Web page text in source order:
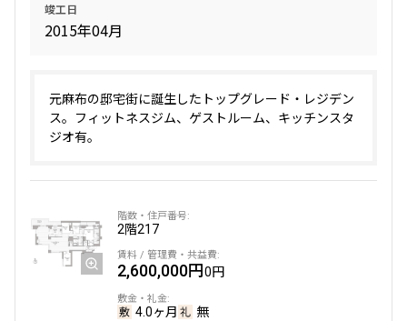
竣工日
2015年04月
元麻布の邸宅街に誕生したトップグレード・レジデン
ス。フィットネスジム、ゲストルーム、キッチンスタ
ジオ有。
2階217
2,600,000円0円
4.0ヶ月 無